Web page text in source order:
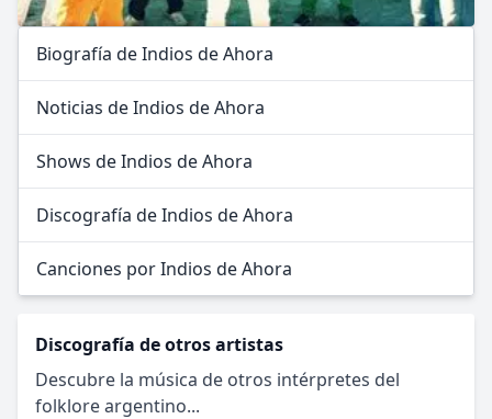
Biografía de Indios de Ahora
Noticias de Indios de Ahora
Shows de Indios de Ahora
Discografía de Indios de Ahora
Canciones por Indios de Ahora
Discografía de otros artistas
Descubre la música de otros intérpretes del
folklore argentino...